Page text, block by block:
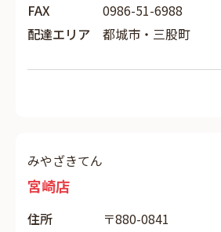
FAX
0986-51-6988
配達エリア
都城市・三股町
みやざきてん
宮崎店
住所
〒880-0841